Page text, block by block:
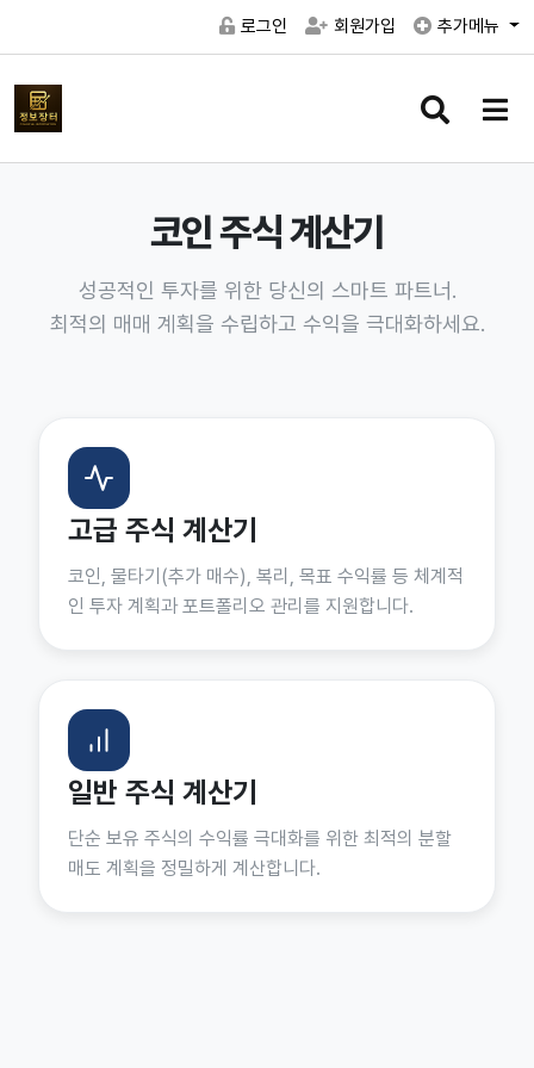
로그인 회원가입 추가메뉴
검
버
메
버
코인 주식 계산기
성공적인 투자를 위한 당신의 스마트 파트너.
최적의 매매 계획을 수립하고 수익을 극대화하세요.
고급 주식 계산기
코인, 물타기(추가 매수), 복리, 목표 수익률 등 체계적
인 투자 계획과 포트폴리오 관리를 지원합니다.
일반 주식 계산기
단순 보유 주식의 수익률 극대화를 위한 최적의 분할
매도 계획을 정밀하게 계산합니다.